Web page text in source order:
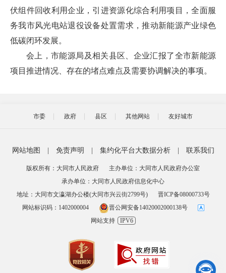
伏组件回收利用企业，引进资源化综合利用项目，全面服
务我市风光电站退役设备处置需求，推动新能源产业绿色
低碳闭环发展。
会上，市能源局及相关县区、企业汇报了全市新能源
项目推进情况、存在的堵点难点及需要协调解决的事项。
市委 政府 县区 其他网站 友好城市
网站地图 | 免责声明 | 集约化平台大数据分析 | 联系我们
版权所有：大同市人民政府
主办单位：大同市人民政府办公室
承办单位：大同市人民政府信息化中心
地址：大同市文瀛湖办公楼(大同市兴云街2799号)
晋ICP备08000733号
网站标识码：1402000004
晋公网安备14020002000138号
网站支持
IPV6